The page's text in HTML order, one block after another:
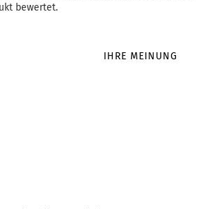
bewertet.
IHRE MEINUNG